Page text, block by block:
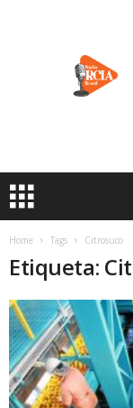
Home Tags Citrosuco
Etiqueta: